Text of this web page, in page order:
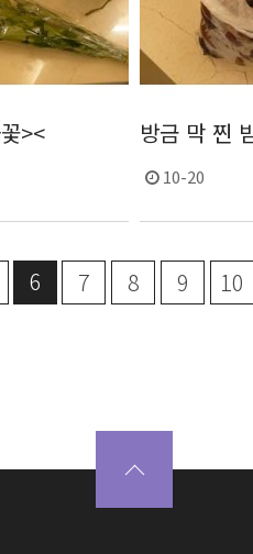
>< 방금 막 찐
10-20
6 7 8 9 10